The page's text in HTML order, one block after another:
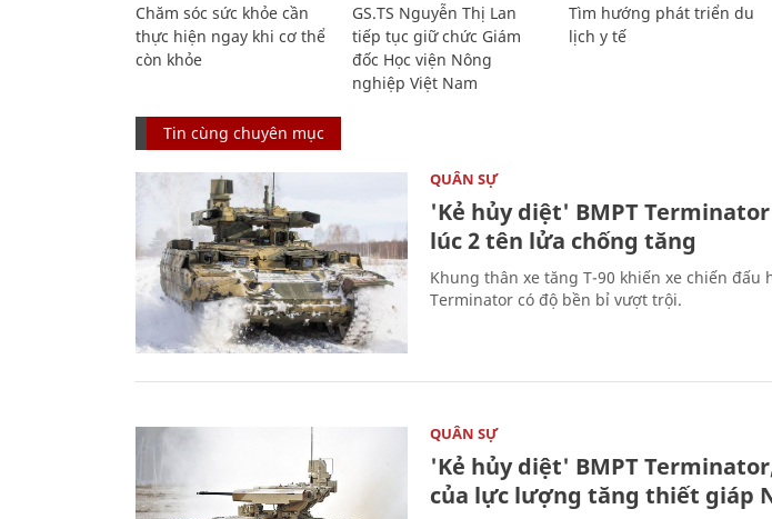
Chăm sóc sức khỏe cần
thực hiện ngay khi cơ thể
còn khỏe
GS.TS Nguyễn Thị Lan
tiếp tục giữ chức Giám
đốc Học viện Nông
nghiệp Việt Nam
Tìm hướng phát triển du
lịch y tế
Tin cùng chuyên mục
QUÂN SỰ
'Kẻ hủy diệt' BMPT
lúc 2 tên lửa chống tăng
Khung thân xe tăng T-90 khiến xe chiến đấu
Terminator có độ bền bỉ vượt trội.
QUÂN SỰ
'Kẻ hủy diệt' BMPT
của lực lượng tăng thiết giáp